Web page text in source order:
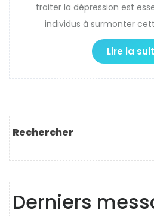
traiter la dépression est
individus à surmonter
Lire la
Rechercher
Derniers